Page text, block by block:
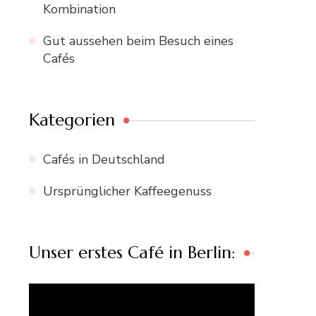
Kombination
Gut aussehen beim Besuch eines
Cafés
Kategorien
Cafés in Deutschland
Ursprünglicher Kaffeegenuss
Unser erstes Café in Berlin: